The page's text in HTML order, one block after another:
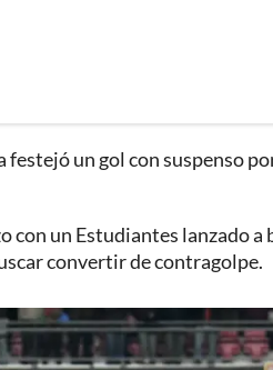
un gol con suspenso
un Estudiantes lanzado
convertir de contragolpe.